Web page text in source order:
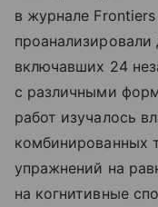
в журнале
включавших 24
с различными
работ изучалось
комбинированных
упражнений на
на когнитивные